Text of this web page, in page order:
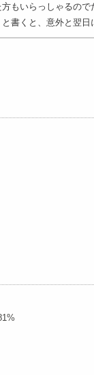
もいらっしゃるので
書くと、意外と翌